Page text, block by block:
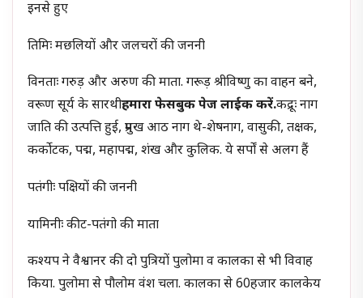
इनसे हुए
तिमिः मछलियों और जलचरों की जननी
विनताः गरुड़ और अरुण की माता. गरूड़ श्रीविष्णु का वाहन बने,
वरूण सूर्य के सारथीहमारा फेसबुक पेज लाईक करें.कद्रूः नाग
जाति की उत्पत्ति हुई, प्रमुख आठ नाग थे-शेषनाग, वासुकी, तक्षक,
कर्कोटक, पद्म, महापद्म, शंख और कुलिक. ये सर्पों से अलग हैं
पतंगीः पक्षियों की जननी
यामिनीः कीट-पतंगो की माता
कश्यप ने वैश्वानर की दो पुत्रियों पुलोमा व कालका से भी विवाह
किया. पुलोमा से पौलोम वंश चला. कालका से 60हजार कालकेय